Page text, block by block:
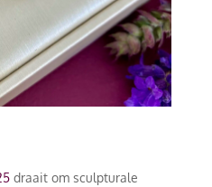
draait om sculpturale